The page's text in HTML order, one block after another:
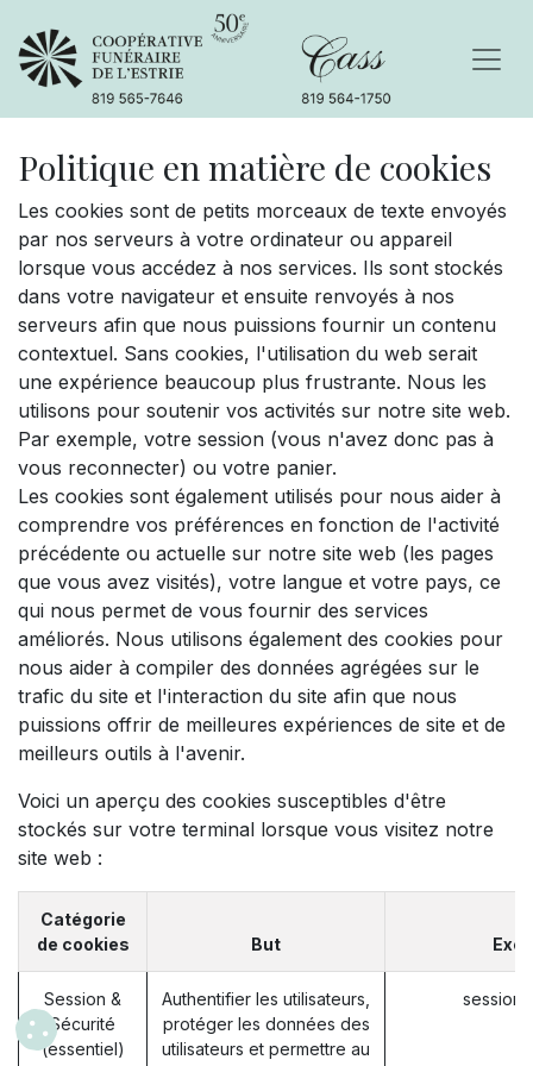
Politique en matière de cookies
Les cookies sont de petits morceaux de texte envoyés
par nos serveurs à votre ordinateur ou appareil
lorsque vous accédez à nos services. Ils sont stockés
dans votre navigateur et ensuite renvoyés à nos
serveurs afin que nous puissions fournir un contenu
contextuel. Sans cookies, l'utilisation du web serait
une expérience beaucoup plus frustrante. Nous les
utilisons pour soutenir vos activités sur notre site web.
Par exemple, votre session (vous n'avez donc pas à
vous reconnecter) ou votre panier.
Les cookies sont également utilisés pour nous aider à
comprendre vos préférences en fonction de l'activité
précédente ou actuelle sur notre site web (les pages
que vous avez visités), votre langue et votre pays, ce
qui nous permet de vous fournir des services
améliorés. Nous utilisons également des cookies pour
nous aider à compiler des données agrégées sur le
trafic du site et l'interaction du site afin que nous
puissions offrir de meilleures expériences de site et de
meilleurs outils à l'avenir.
Voici un aperçu des cookies susceptibles d'être
stockés sur votre terminal lorsque vous visitez notre
site web :
Catégorie
de cookies
But
Session &
Sécurité
(essentiel)
Authentifier les utilisateurs,
protéger les données des
utilisateurs et permettre au